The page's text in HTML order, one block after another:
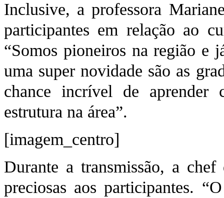
Inclusive, a professora
participantes em relação ao
“Somos pioneiros na região e
uma super novidade são as
chance incrível de
estrutura na área”.
[imagem_centro]
Durante a transmissão, a
preciosas aos participantes.